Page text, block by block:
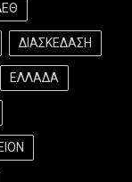
ΔΙΑΣΚΕΔΑΣΗ
ΕΛΛΑΔΑ